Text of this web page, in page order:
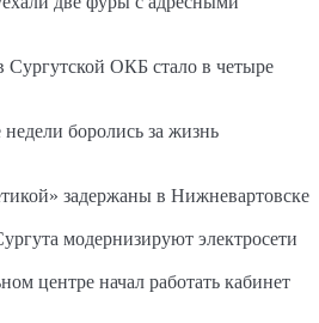
ОКБ стало в четыре
боролись за жизнь
задержаны в Нижневартовске
модернизируют электросети
центре начал работать кабинет